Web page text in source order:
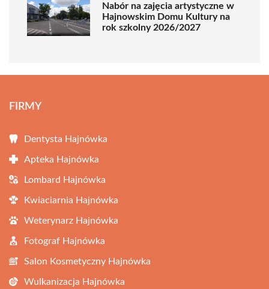
Nabór na zajęcia artystyczne w
Hajnowskim Domu Kultury na
rok szkolny 2026/2027
FIRMY
Dentysta Hajnówka
Apteka Hajnówka
Lombard Hajnówka
Kwiaciarnia Hajnówka
Weterynarz Hajnówka
Fotograf Hajnówka
Salon Kosmetyczny Hajnówka
Wulkanizacja Hajnówka